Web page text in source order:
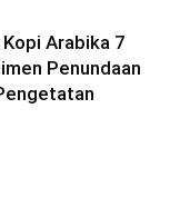
Arabika 7
Penundaan